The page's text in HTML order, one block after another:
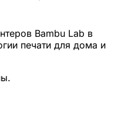
Bambu Lab в
печати для дома и